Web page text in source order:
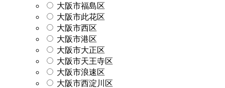
大阪市福島区
大阪市此花区
大阪市西区
大阪市港区
大阪市大正区
大阪市天王寺区
大阪市浪速区
大阪市西淀川区